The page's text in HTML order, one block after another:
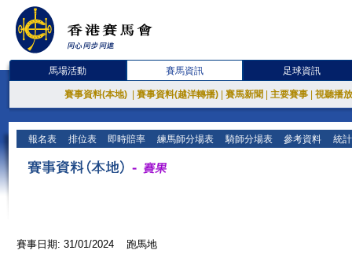
馬場活動 賽馬資訊 足球資訊
賽事資料(本地) 賽事資料(越洋轉播) 賽馬新聞 主要賽事 視聽播
報名表 排位表 即時賠率 練馬師分場表 騎師分場表 參考資料 統
賽事日期: 31/01/2024 跑馬地